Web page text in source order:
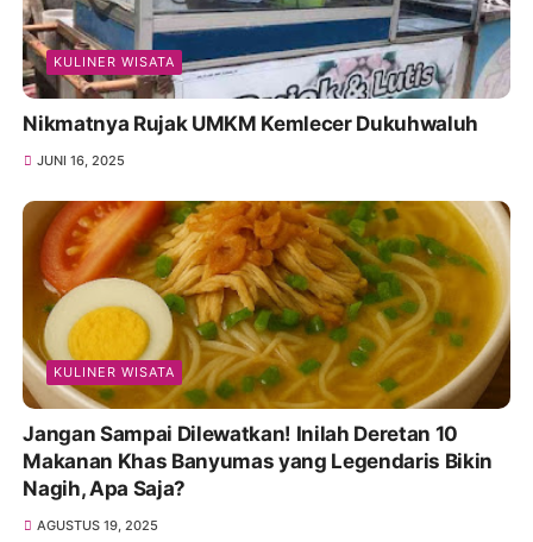
KULINER WISATA
Nikmatnya Rujak UMKM Kemlecer Dukuhwaluh
JUNI 16, 2025
KULINER WISATA
Jangan Sampai Dilewatkan! Inilah Deretan 10
Makanan Khas Banyumas yang Legendaris Bikin
Nagih, Apa Saja?
AGUSTUS 19, 2025